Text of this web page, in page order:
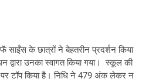
साईंस के छात्रों ने बेहतरीन प्रदर्शन किया
उनका स्वागत किया गया। स्कूल की
टॉप किया है। निधि ने 479 अंक लेकर न